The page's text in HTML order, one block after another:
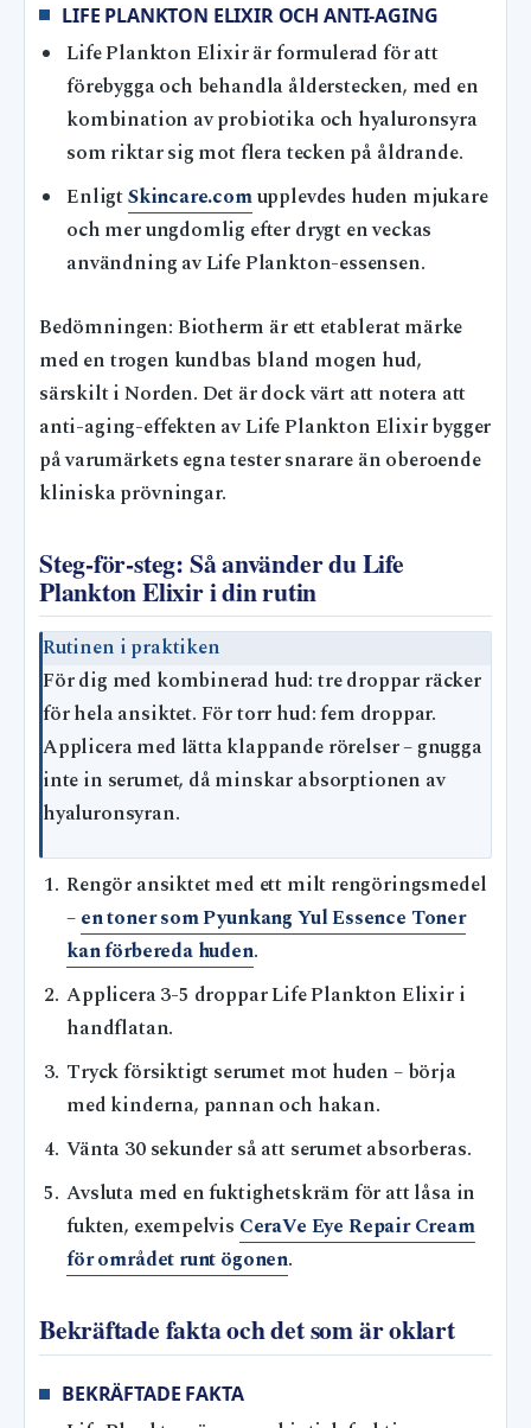
LIFE PLANKTON ELIXIR OCH ANTI-AGING
Life Plankton Elixir är formulerad för att
förebygga och behandla ålderstecken, med en
kombination av probiotika och hyaluronsyra
som riktar sig mot flera tecken på åldrande.
EnligtSkincare.comupplevdes huden mjukare
och mer ungdomlig efter drygt en veckas
användning av Life Plankton-essensen.
Bedömningen: Biotherm är ett etablerat märke
med en trogen kundbas bland mogen hud,
särskilt i Norden. Det är dock värt att notera att
anti-aging-effekten av Life Plankton Elixir bygger
på varumärkets egna tester snarare än oberoende
kliniska prövningar.
Steg-för-steg: Så använder du Life
Plankton Elixir i din rutin
Rutinen i praktiken
För dig med kombinerad hud: tre droppar räcker
för hela ansiktet. För torr hud: fem droppar.
Applicera med lätta klappande rörelser – gnugga
inte in serumet, då minskar absorptionen av
hyaluronsyran.
Rengör ansiktet med ett milt rengöringsmedel
– en toner som Pyunkang Yul Essence Toner
kan förbereda huden.
Applicera 3-5 droppar Life Plankton Elixir i
handflatan.
Tryck försiktigt serumet mot huden – börja
med kinderna, pannan och hakan.
Vänta 30 sekunder så att serumet absorberas.
Avsluta med en fuktighetskräm för att låsa in
fukten, exempelvis CeraVe Eye Repair Cream
för området runt ögonen.
Bekräftade fakta och det som är oklart
BEKRÄFTADE FAKTA